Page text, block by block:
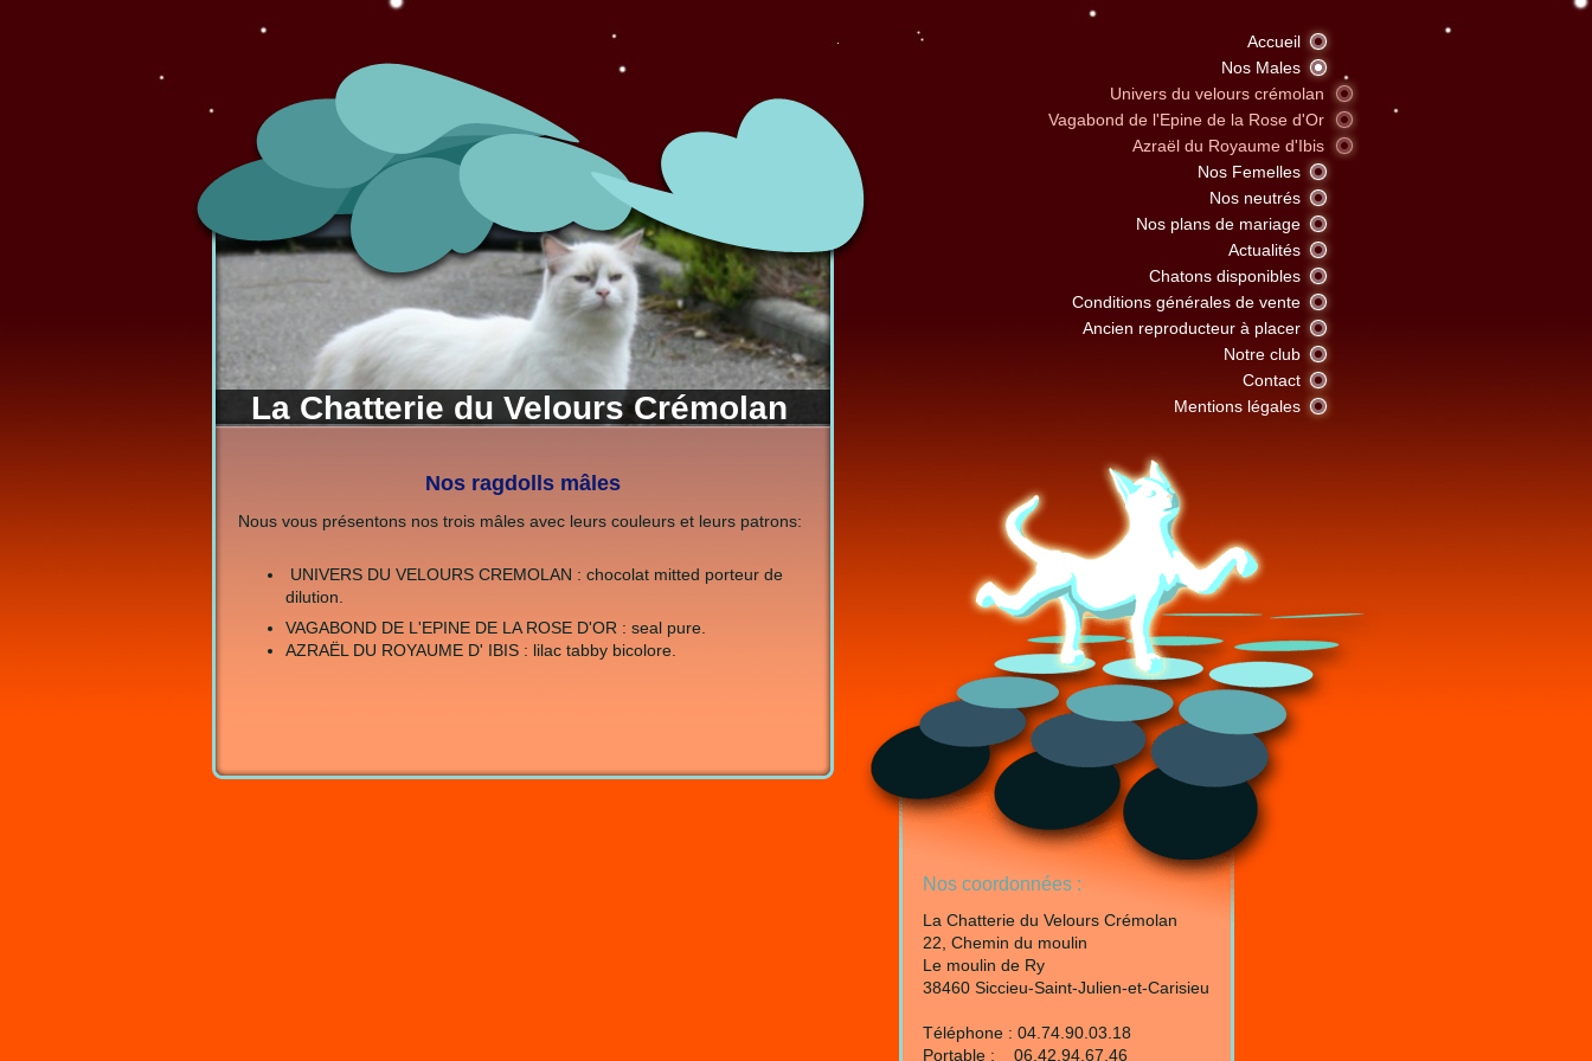
La Chatterie du Velours Crémolan
Nos ragdolls mâles
Nous vous présentons nos trois mâles avec leurs couleurs et leurs patrons:
UNIVERS DU VELOURS CREMOLAN : chocolat mitted porteur de
dilution.
VAGABOND DE L'EPINE DE LA ROSE D'OR : seal pure.
AZRAËL DU ROYAUME D' IBIS : lilac tabby bicolore.
Accueil
Nos Males
Univers du velours crémolan
Vagabond de l'Epine de la Rose d'Or
Azraël du Royaume d'Ibis
Nos Femelles
Nos neutrés
Nos plans de mariage
Actualités
Chatons disponibles
Conditions générales de vente
Ancien reproducteur à placer
Notre club
Contact
Mentions légales
Nos coordonnées :
La Chatterie du Velours Crémolan
22, Chemin du moulin
Le moulin de Ry
38460 Siccieu-Saint-Julien-et-Carisieu
Téléphone : 04.74.90.03.18
Portable : 06.42.94.67.46